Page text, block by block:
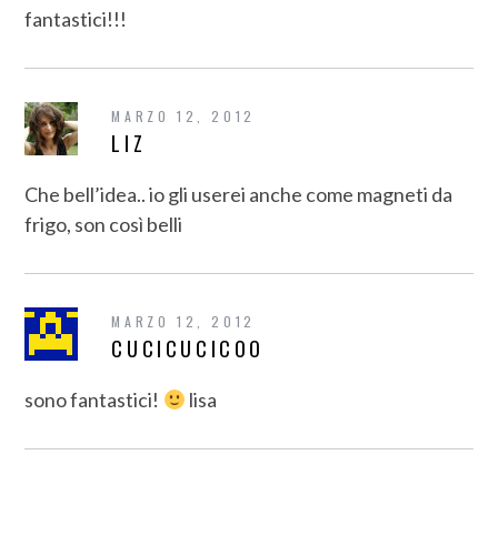
fantastici!!!
MARZO 12, 2012
LIZ
Che bell’idea.. io gli userei anche come magneti da
frigo, son così belli
MARZO 12, 2012
CUCICUCICOO
sono fantastici! lisa